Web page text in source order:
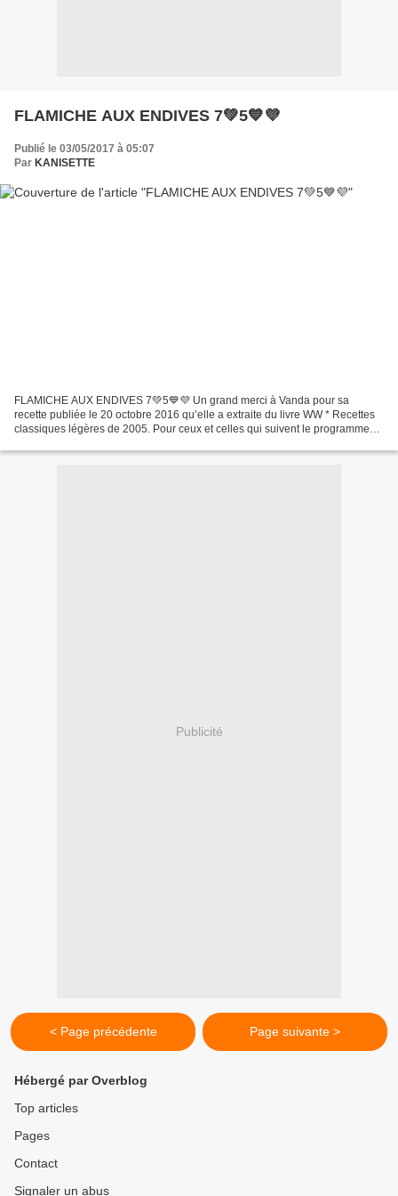
FLAMICHE AUX ENDIVES 7💚5💙💜
Publié le 03/05/2017 à 05:07
Par KANISETTE
FLAMICHE AUX ENDIVES 7💚5💙💜 Un grand merci à Vanda pour sa
recette publiée le 20 octobre 2016 qu’elle a extraite du livre WW * Recettes
classiques légères de 2005. Pour ceux et celles qui suivent le programme
Publicité
< Page précédente Page suivante >
Hébergé par Overblog
Top articles
Pages
Contact
Signaler un abus